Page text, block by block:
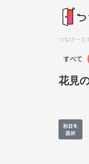
つなげーと
すべて
花見
別日を
選択